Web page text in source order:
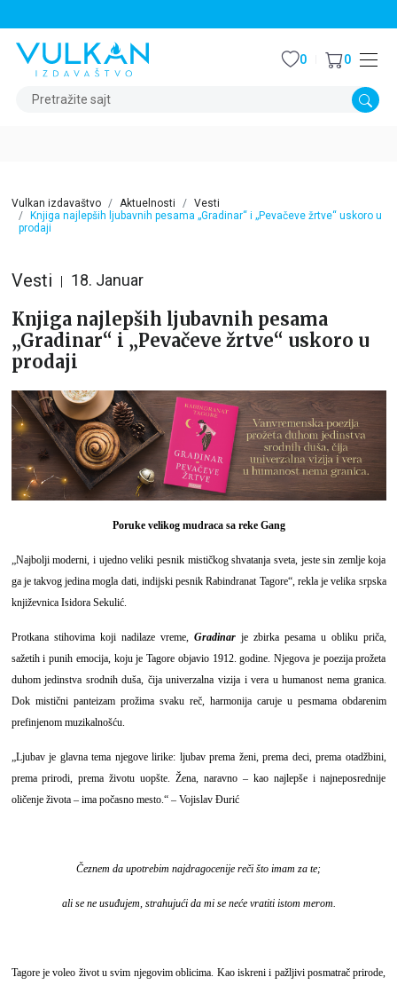
Pretražite sajt
0 0
Vulkan izdavaštvo Aktuelnosti
Vesti
Knjiga najlepših ljubavnih pesama „Gradinar“ i „Pevačeve žrtve“ uskoro u
prodaji
Vesti 18. Januar
Knjiga najlepših ljubavnih pesama
„Gradinar“ i „Pevačeve žrtve“ uskoro u
prodaji
Poruke velikog mudraca sa reke Gang
„Najbolji moderni, i ujedno veliki pesnik mističkog shvatanja sveta, jeste sin zemlje koja
ga je takvog jedina mogla dati, indijski pesnik Rabindranat Tagore“, rekla je velika srpska
književnica Isidora Sekulić.
Protkana stihovima koji nadilaze vreme, Gradinarje zbirka pesama u obliku priča,
sažetih i punih emocija, koju je Tagore objavio 1912. godine. Njegova je poezija prožeta
duhom jedinstva srodnih duša, čija univerzalna vizija i vera u humanost nema granica.
Dok mistični panteizam prožima svaku reč, harmonija caruje u pesmama obdarenim
prefinjenom muzikalnošću.
„Ljubav je glavna tema njegove lirike: ljubav prema ženi, prema deci, prema otadžbini,
prema prirodi, prema životu uopšte. Žena, naravno – kao najlepše i najneposrednije
oličenje života – ima počasno mesto.“ – Vojislav Đurić
Čeznem da upotrebim najdragocenije reči što imam za te;
ali se ne usuđujem, strahujući da mi se neće vratiti istom merom.
Tagore je voleo život u svim njegovim oblicima. Kao iskreni i pažljivi posmatrač prirode,